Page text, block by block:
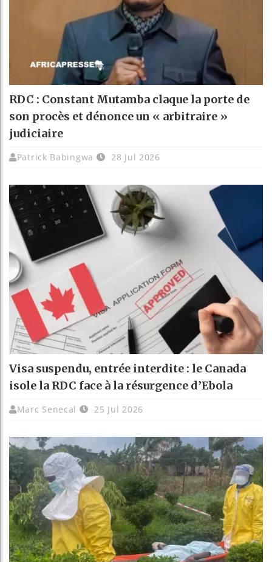
RDC : Constant Mutamba claque la porte de
son procès et dénonce un « arbitraire »
judiciaire
Patrick Babingwa 28 Jul 2026
Visa suspendu, entrée interdite : le Canada
isole la RDC face à la résurgence d’Ebola
Marc Senecal 25 Jul 2026